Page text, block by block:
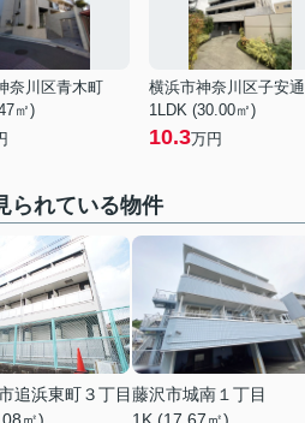
奈川区青木町
㎡)
1LDK (30.00㎡)
10.3万円
られている物件
追浜東町３丁目藤沢市城南１丁目